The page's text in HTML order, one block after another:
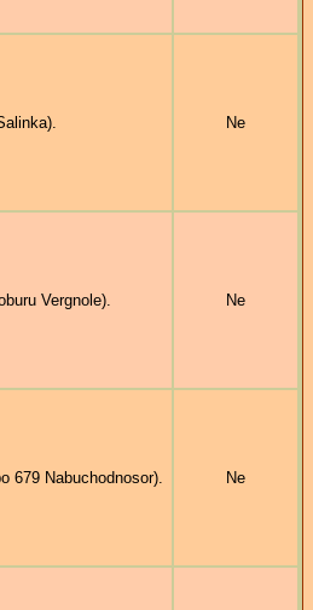
Ne
Vergnole). Ne
679 Nabuchodnosor). Ne